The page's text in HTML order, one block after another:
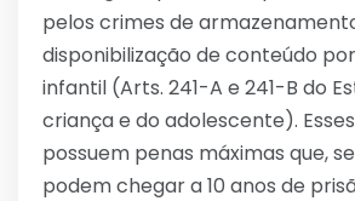
pelos crimes de
disponibilização de conteúdo
infantil (Arts. 241-A e 241-B do
criança e do adolescente).
possuem penas máximas que,
podem chegar a 10 anos de